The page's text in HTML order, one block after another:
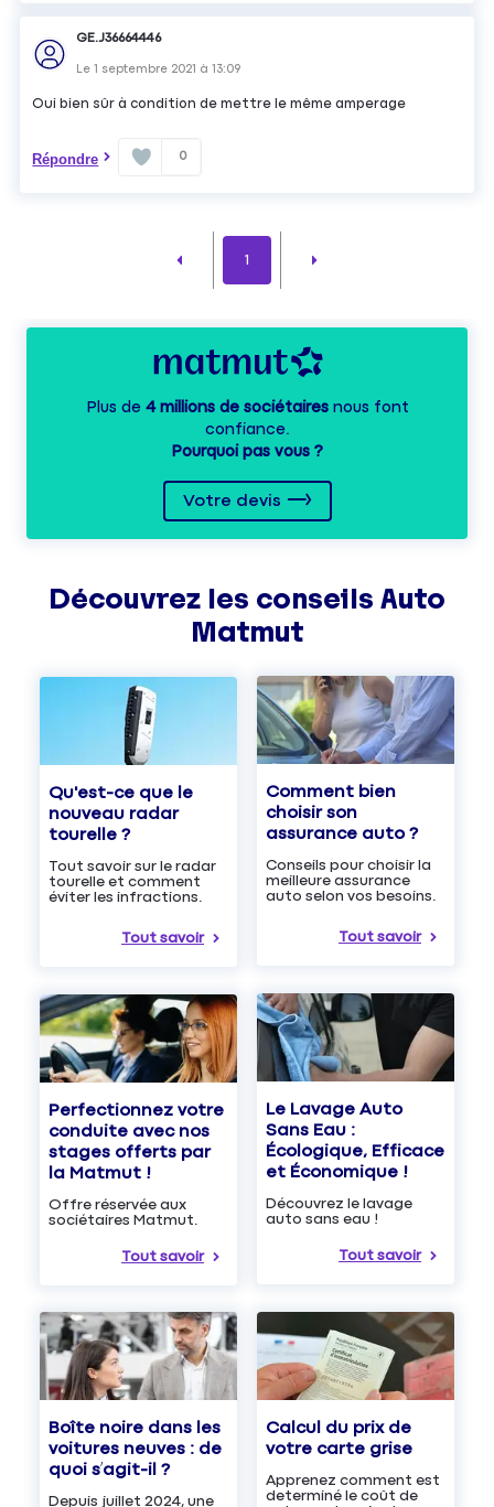
GE.J36664446
Le1 septembre 2021 à13:09
Oui bien sûr à condition de mettre le même amperage
Répondre 0
1
Plus de 4 millions de sociétairesnous font
confiance.
Pourquoi pas vous ?
Votre devis
Découvrez les conseils Auto
Matmut
Qu'est-ce que le
nouveau radar
tourelle ?
Tout savoir sur le radar
tourelle et comment
éviter les infractions.
Tout savoir
Comment bien
choisir son
assurance auto ?
Conseils pour choisir la
meilleure assurance
auto selon vos besoins.
Tout savoir
Perfectionnez votre
conduite avec nos
stages offerts par
la Matmut !
Offre réservée aux
sociétaires Matmut.
Tout savoir
Le Lavage Auto
Sans Eau :
Écologique, Efficace
et Économique !
Découvrez le lavage
auto sans eau !
Tout savoir
Boîte noire dans les
voitures neuves : de
quoi s’agit-il ?
Depuis juillet 2024, une
Calcul du prix de
votre carte grise
Apprenez comment est
determiné le coût de